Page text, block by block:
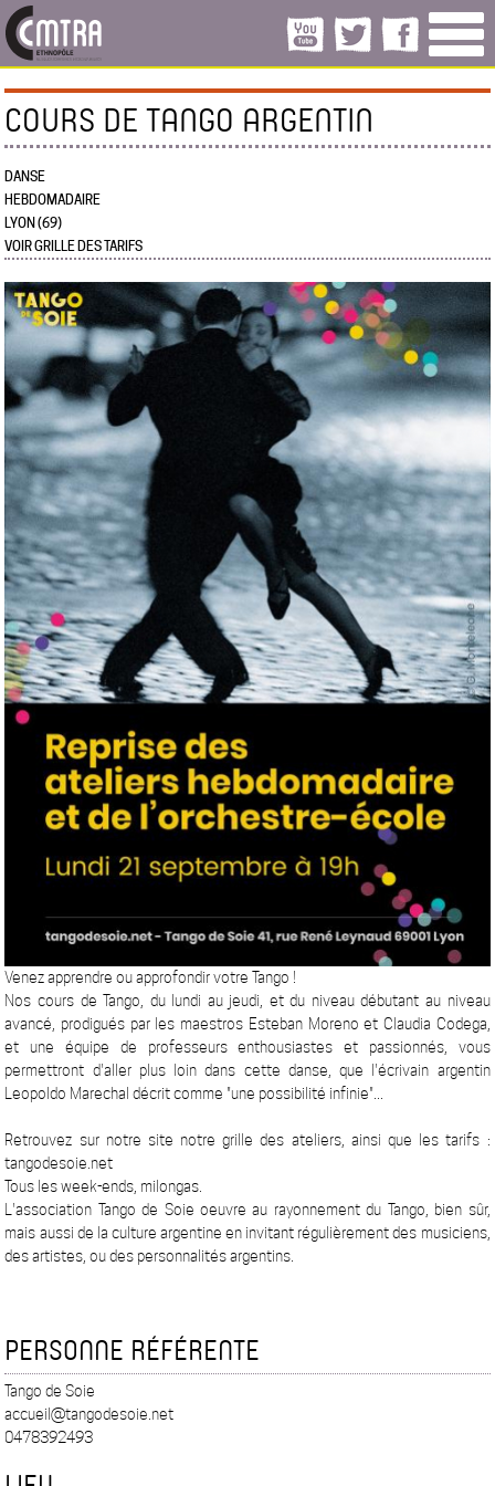
COURS DE TANGO ARGENTIN
DANSE
HEBDOMADAIRE
LYON (69)
VOIR GRILLE DES TARIFS
Venez apprendre ou approfondir votre Tango !
Nos cours de Tango, du lundi au jeudi, et du niveau débutant au niveau
avancé, prodigués par les maestros Esteban Moreno et Claudia Codega,
et une équipe de professeurs enthousiastes et passionnés, vous
permettront d'aller plus loin dans cette danse, que l'écrivain argentin
Leopoldo Marechal décrit comme "une possibilité infinie"...
Retrouvez sur notre site notre grille des ateliers, ainsi que les tarifs :
tangodesoie.net
Tous les week-ends, milongas.
L'association Tango de Soie oeuvre au rayonnement du Tango, bien sûr,
mais aussi de la culture argentine en invitant régulièrement des musiciens,
des artistes, ou des personnalités argentins.
PERSONNE RÉFÉRENTE
Tango de Soie
accueil@tangodesoie.net
0478392493